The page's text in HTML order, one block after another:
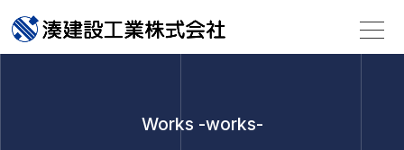
Works -works-